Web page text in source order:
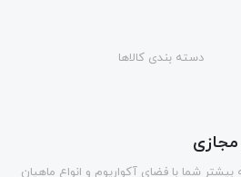
دسته بندی کالاها
مجازی
شما با فضای آکواریوم و انواع ماهیان